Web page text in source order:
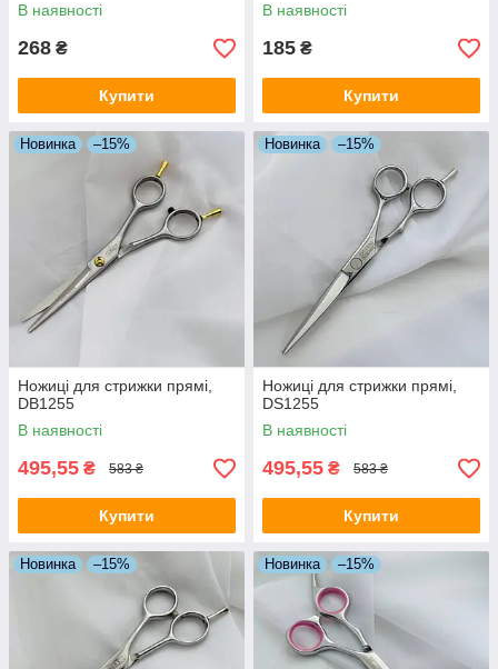
В наявності
268 ₴
Купити
В наявності
185 ₴
Купити
Новинка –15%
Ножиці для стрижки прямі,
DB1255
В наявності
495,55 ₴ 583 ₴
Купити
Новинка –15%
Ножиці для стрижки прямі,
DS1255
В наявності
495,55 ₴ 583 ₴
Купити
Новинка –15% Новинка –15%